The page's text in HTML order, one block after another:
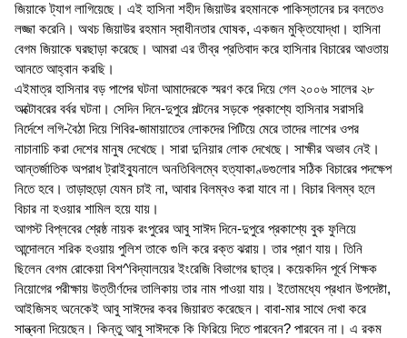
জিয়াকে ট্যাগ লাগিয়েছে। এই হাসিনা শহীদ জিয়াউর রহমানকে পাকিস্তানের চর বলতেও
লজ্জা করেনি। অথচ জিয়াউর রহমান স্বাধীনতার ঘোষক, একজন মুক্তিযোদ্ধা। হাসিনা
বেগম জিয়াকে ঘরছাড়া করেছে। আমরা এর তীব্র প্রতিবাদ করে হাসিনার বিচারের আওতায়
আনতে আহ্বান করছি।
এইমাত্র হাসিনার বড় পাপের ঘটনা আমাদেরকে স্মরণ করে দিয়ে গেল ২০০৬ সালের ২৮
অক্টোবরের বর্বর ঘটনা। সেদিন দিনে-দুপুরে পল্টনের সড়কে প্রকাশ্যে হাসিনার সরাসরি
নির্দেশে লগি-বৈঠা দিয়ে শিবির-জামায়াতের লোকদের পিটিয়ে মেরে তাদের লাশের ওপর
নাচানাচি করা দেশের মানুষ দেখেছে। সারা দুনিয়ার লোক দেখেছে। সাক্ষীর অভাব নেই।
আন্তর্জাতিক অপরাধ ট্রাইব্যুনালে অনতিবিলম্বে হত্যাকাণ্ডগুলোর সঠিক বিচারের পদক্ষেপ
নিতে হবে। তাড়াহুড়ো যেমন চাই না, আবার বিলম্বও করা যাবে না। বিচার বিলম্ব হলে
বিচার না হওয়ার শামিল হয়ে যায়।
আগস্ট বিপ্লবের শ্রেষ্ঠ নায়ক রংপুরের আবু সাঈদ দিনে-দুপুরে প্রকাশ্যে বুক ফুলিয়ে
আন্দোলনে শরিক হওয়ায় পুলিশ তাকে গুলি করে রক্ত ঝরায়। তার প্রাণ যায়। তিনি
ছিলেন বেগম রোকেয়া বিশ^বিদ্যালয়ের ইংরেজি বিভাগের ছাত্র। কয়েকদিন পূর্বে শিক্ষক
নিয়োগের পরীক্ষায় উত্তীর্ণদের তালিকায় তার নাম পাওয়া যায়। ইতোমধ্যে প্রধান উপদেষ্টা,
আইজিসহ অনেকেই আবু সাঈদের কবর জিয়ারত করেছেন। বাবা-মার সাথে দেখা করে
সান্ত্বনা দিয়েছেন। কিন্তু আবু সাঈদকে কি ফিরিয়ে দিতে পারবেন? পারবেন না। এ রকম